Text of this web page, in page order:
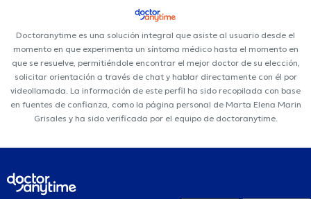
Doctoranytime es una solución integral que asiste al usuario desde el
momento en que experimenta un síntoma médico hasta el momento en
que se resuelve, permitiéndole encontrar el mejor doctor de su elección,
solicitar orientación a través de chat y hablar directamente con él por
videollamada. La información de este perfil ha sido recopilada con base
en fuentes de confianza, como la página personal de Marta Elena Marin
Grisales y ha sido verificada por el equipo de doctoranytime.